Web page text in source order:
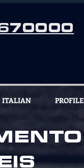
ITALIAN PROFILE